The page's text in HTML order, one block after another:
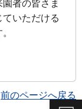
者の皆さま
いただける
前のページへ戻る